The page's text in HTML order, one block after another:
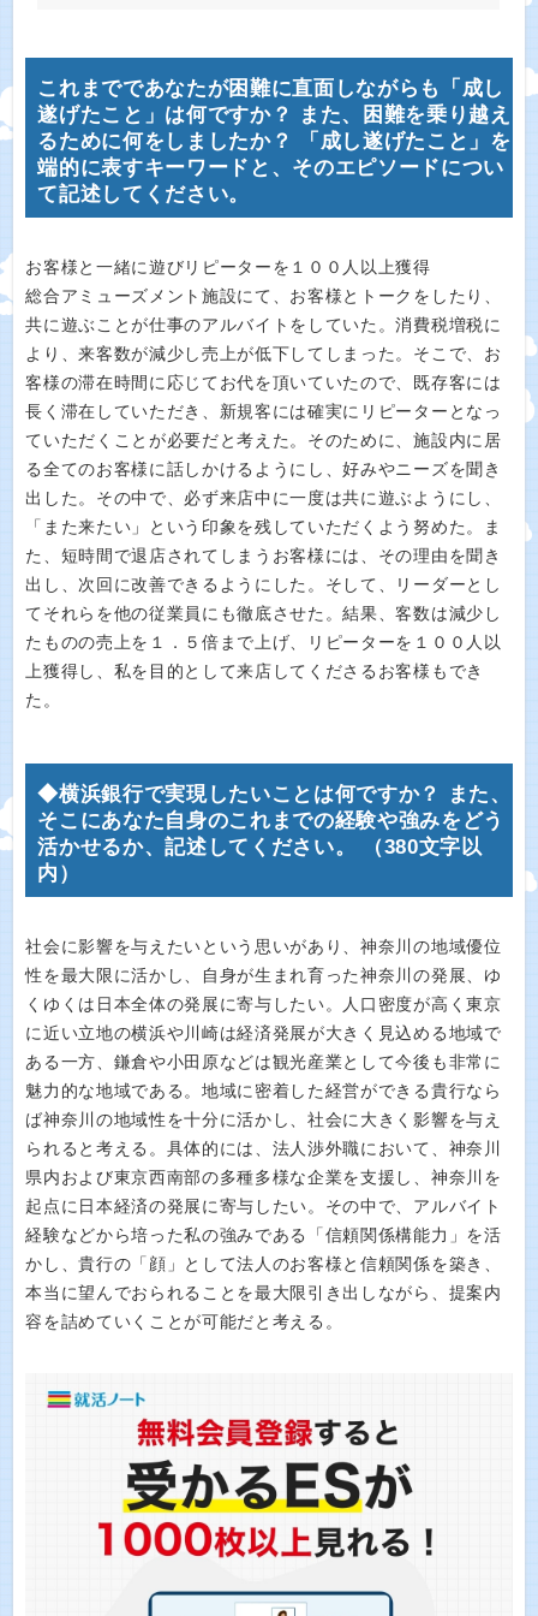
これまでであなたが困難に直面しながらも「成し
遂げたこと」は何ですか？ また、困難を乗り越え
るために何をしましたか？ 「成し遂げたこと」を
端的に表すキーワードと、そのエピソードについ
て記述してください。
お客様と一緒に遊びリピーターを１００人以上獲得
総合アミューズメント施設にて、お客様とトークをしたり、
共に遊ぶことが仕事のアルバイトをしていた。消費税増税に
より、来客数が減少し売上が低下してしまった。そこで、お
客様の滞在時間に応じてお代を頂いていたので、既存客には
長く滞在していただき、新規客には確実にリピーターとなっ
ていただくことが必要だと考えた。そのために、施設内に居
る全てのお客様に話しかけるようにし、好みやニーズを聞き
出した。その中で、必ず来店中に一度は共に遊ぶようにし、
「また来たい」という印象を残していただくよう努めた。ま
た、短時間で退店されてしまうお客様には、その理由を聞き
出し、次回に改善できるようにした。そして、リーダーとし
てそれらを他の従業員にも徹底させた。結果、客数は減少し
たものの売上を１．５倍まで上げ、リピーターを１００人以
上獲得し、私を目的として来店してくださるお客様もでき
た。
◆横浜銀行で実現したいことは何ですか？ また、
そこにあなた自身のこれまでの経験や強みをどう
活かせるか、記述してください。 （380文字以
内）
社会に影響を与えたいという思いがあり、神奈川の地域優位
性を最大限に活かし、自身が生まれ育った神奈川の発展、ゆ
くゆくは日本全体の発展に寄与したい。人口密度が高く東京
に近い立地の横浜や川崎は経済発展が大きく見込める地域で
ある一方、鎌倉や小田原などは観光産業として今後も非常に
魅力的な地域である。地域に密着した経営ができる貴行なら
ば神奈川の地域性を十分に活かし、社会に大きく影響を与え
られると考える。具体的には、法人渉外職において、神奈川
県内および東京西南部の多種多様な企業を支援し、神奈川を
起点に日本経済の発展に寄与したい。その中で、アルバイト
経験などから培った私の強みである「信頼関係構能力」を活
かし、貴行の「顔」として法人のお客様と信頼関係を築き、
本当に望んでおられることを最大限引き出しながら、提案内
容を詰めていくことが可能だと考える。